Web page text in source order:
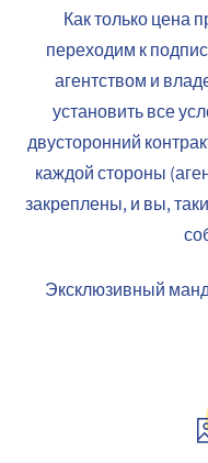
Как только цена
переходим к
агентством и
установить все
двусторонний
каждой стороны
закреплены, и вы,
Эксклюзивный